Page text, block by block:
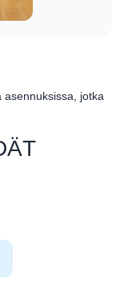
asennuksissa, jotka